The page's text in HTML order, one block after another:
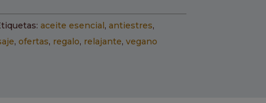
aceite esencial, antiestres,
, ofertas, regalo, relajante, vegano